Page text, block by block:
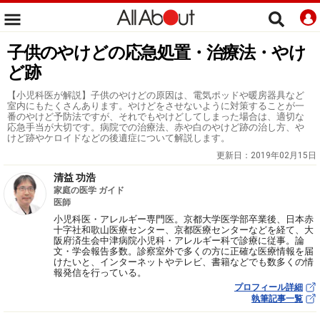
子供のやけどの応急処置・治療法・やけ
ど跡
【小児科医が解説】子供のやけどの原因は、電気ポッドや暖房器具など
室内にもたくさんあります。やけどをさせないように対策することが一
番のやけど予防法ですが、それでもやけどしてしまった場合は、適切な
応急手当が大切です。病院での治療法、赤や白のやけど跡の治し方、や
けど跡やケロイドなどの後遺症について解説します。
更新日： 2019年02月15日
清益 功浩
家庭の医学 ガイド
医師
小児科医・アレルギー専門医。京都大学医学部卒業後、日本赤
十字社和歌山医療センター、京都医療センターなどを経て、大
阪府済生会中津病院小児科・アレルギー科で診療に従事。論
文・学会報告多数。診察室外で多くの方に正確な医療情報を届
けたいと、インターネットやテレビ、書籍などでも数多くの情
報発信を行っている。
プロフィール詳細
執筆記事一覧